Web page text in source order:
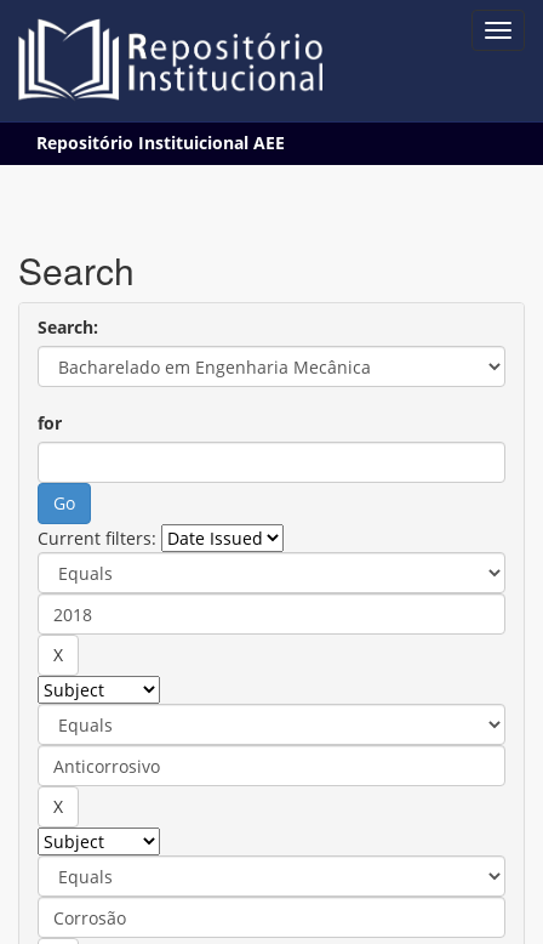
navigation
Repositório Instituicional AEE
Search
Search:
for
Current filters: